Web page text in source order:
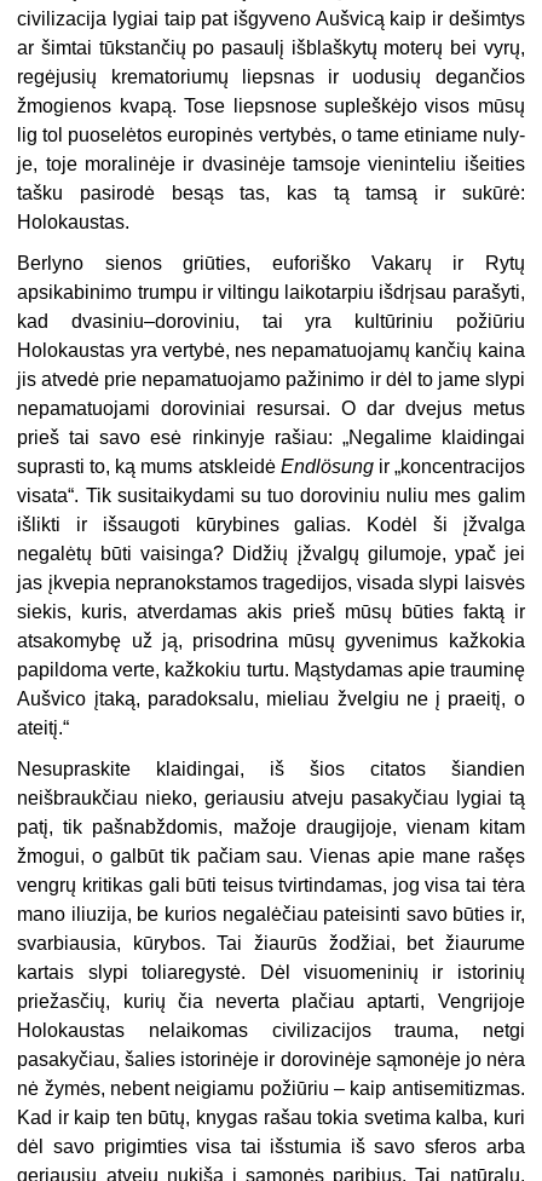
civilizacija lygiai taip pat išgyveno Aušvicą kaip ir dešim­tys
ar šimtai tūkstančių po pasaulį išblaškytų moterų bei vyrų,
regėjusių kre­matoriumų liepsnas ir uodusių degančios
žmogienos kvapą. Tose liepsnose su­pleškėjo visos mūsų
lig tol puoselėtos europinės vertybės, o tame etiniame nuly­
je, toje moralinėje ir dvasinėje tamsoje vieninteliu išeities
tašku pasirodė besąs tas, kas tą tamsą ir sukūrė:
Holokaustas.
Berlyno sienos griūties, euforiško Vakarų ir Rytų
apsikabinimo trumpu ir viltingu laikotarpiu išdrįsau parašyti,
kad dvasiniu–doroviniu, tai yra kultūriniu požiūriu
Holokaustas yra vertybė, nes nepamatuojamų kančių kaina
jis atvedė prie nepamatuojamo pažinimo ir dėl to jame slypi
nepamatuojami doroviniai resursai. O dar dvejus metus
prieš tai savo esė rinkinyje rašiau: „Negalime klai­dingai
suprasti to, ką mums atskleidėEndlösungir „koncentracijos
visata“. Tik susitaikydami su tuo doroviniu nuliu mes galim
išlikti ir išsaugoti kūrybines galias. Kodėl ši įžvalga
negalėtų būti vaisinga? Didžių įžvalgų gilumoje, ypač jei
jas įkvepia nepranokstamos tragedijos, visada slypi laisvės
siekis, kuris, atver­damas akis prieš mūsų būties faktą ir
atsakomybę už ją, prisodrina mūsų gyve­nimus kažkokia
papildoma verte, kažkokiu turtu. Mąstydamas apie trauminę
Aušvico įtaką, paradoksalu, mieliau žvelgiu ne į praeitį, o
ateitį.“
Nesupraskite klaidingai, iš šios citatos šiandien
neišbraukčiau nieko, geriau­siu atveju pasakyčiau lygiai tą
patį, tik pašnabždomis, mažoje draugijoje, vienam kitam
žmogui, o galbūt tik pačiam sau. Vienas apie mane rašęs
vengrų kritikas gali būti teisus tvirtindamas, jog visa tai tėra
mano iliuzija, be kurios negalėčiau pateisinti savo būties ir,
svarbiausia, kūrybos. Tai žiaurūs žodžiai, bet žiaurume
kartais slypi toliaregystė. Dėl visuomeninių ir istorinių
priežasčių, kurių čia ne­verta plačiau aptarti, Vengrijoje
Holokaustas nelaikomas civilizacijos trauma, netgi
pasakyčiau, šalies istorinėje ir dorovinėje sąmonėje jo nėra
nė žymės, ne­bent neigiamu požiūriu – kaip antisemitizmas.
Kad ir kaip ten būtų, knygas rašau tokia svetima kalba, kuri
dėl savo prigimties visa tai išstumia iš savo sfe­ros arba
geriausiu atveju nukiša į sąmonės paribius. Tai natūralu,